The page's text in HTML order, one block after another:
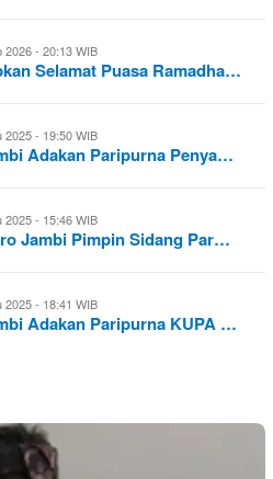
2026 - 20:13 WIB
Selamat Puasa Ramadha…
2025 - 19:50 WIB
Adakan Paripurna Penya…
2025 - 15:46 WIB
Jambi Pimpin Sidang Par…
2025 - 18:41 WIB
Adakan Paripurna KUPA …